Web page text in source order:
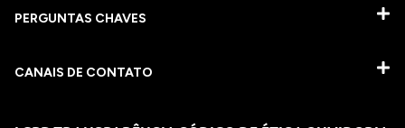
PERGUNTAS CHAVES​
CANAIS DE CONTATO